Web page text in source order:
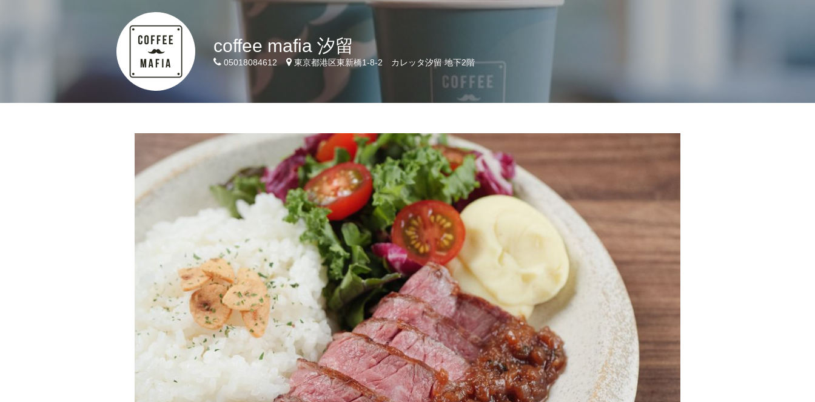
coffee mafia 汐留
05018084612 東京都港区東新橋1-8-2 カレッタ汐留 地下2階